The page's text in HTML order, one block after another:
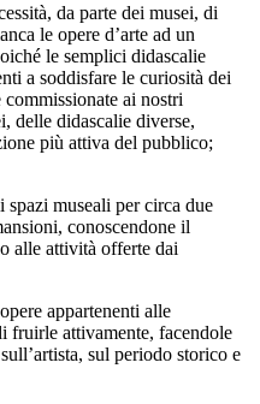
da parte dei musei, di
le opere d’arte ad un
le semplici didascalie
a soddisfare le curiosità dei
ai nostri
delle didascalie diverse,
più attiva del pubblico;
museali per circa due
conoscendone il
alle attività offerte dai
appartenenti alle
fruirle attivamente, facendole
sul periodo storico e